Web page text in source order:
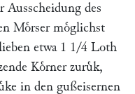
Ausscheidung des
Moͤrser moͤglichst
etwa 1 1/4 Loth
Koͤrner zuruͤk,
in den gußeisernen